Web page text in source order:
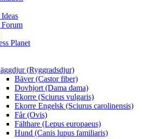
Forum
Planet
(Ryggradsdjur)
Bäver (Castor fiber)
Dovhjort (Dama dama)
Ekorre (Sciurus vulgaris)
Ekorre Engelsk (Sciurus carolinensis)
Får (Ovis)
Fälthare (Lepus europaeus)
Hund (Canis lupus familiaris)